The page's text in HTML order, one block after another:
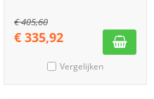
€405,60
€ 335,92
Vergelijken